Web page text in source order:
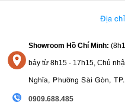
dùng có thể đạt được độ chính
Đối với những nhiếp ảnh gia
thống hơn, X100VI cũng được
inch có thể nghiêng. Màn hình
xem trước ảnh, điều hướng
dàng. Cơ chế nghiêng cho
nhau, lý tưởng để chụp ảnh
Địa
Showroom Hồ Chí Minh:
bảy từ 8h15 - 17h15, Chủ
Nghĩa, Phường Sài Gòn,
0909.688.485